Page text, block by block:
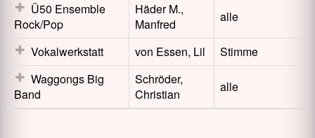
Ü50 Ensemble
Rock/Pop
Häder M.,
Manfred
alle
Vokalwerkstatt von Essen, Lil
Stimme
Waggongs Big
Band
Schröder,
Christian
alle